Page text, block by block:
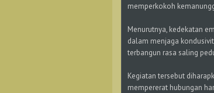
memperkokoh
Menurutnya, kedekatan
dalam menjaga
terbangun rasa saling
Kegiatan tersebut
mempererat hubungan